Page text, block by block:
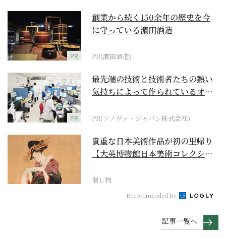
PR
創業から続く150余年の歴史を今
に守っている濵田酒造
PR(濵田酒造)
PR
最先端の技術と技術者たちの熱い
気持ちによって作られているオー
PR(ソノヴァ・ジャパン株式会社)
貴重な日本美術作品が初の里帰り
【大英博物館日本美術コレクショ
催し物
Recommended by
記事一覧へ